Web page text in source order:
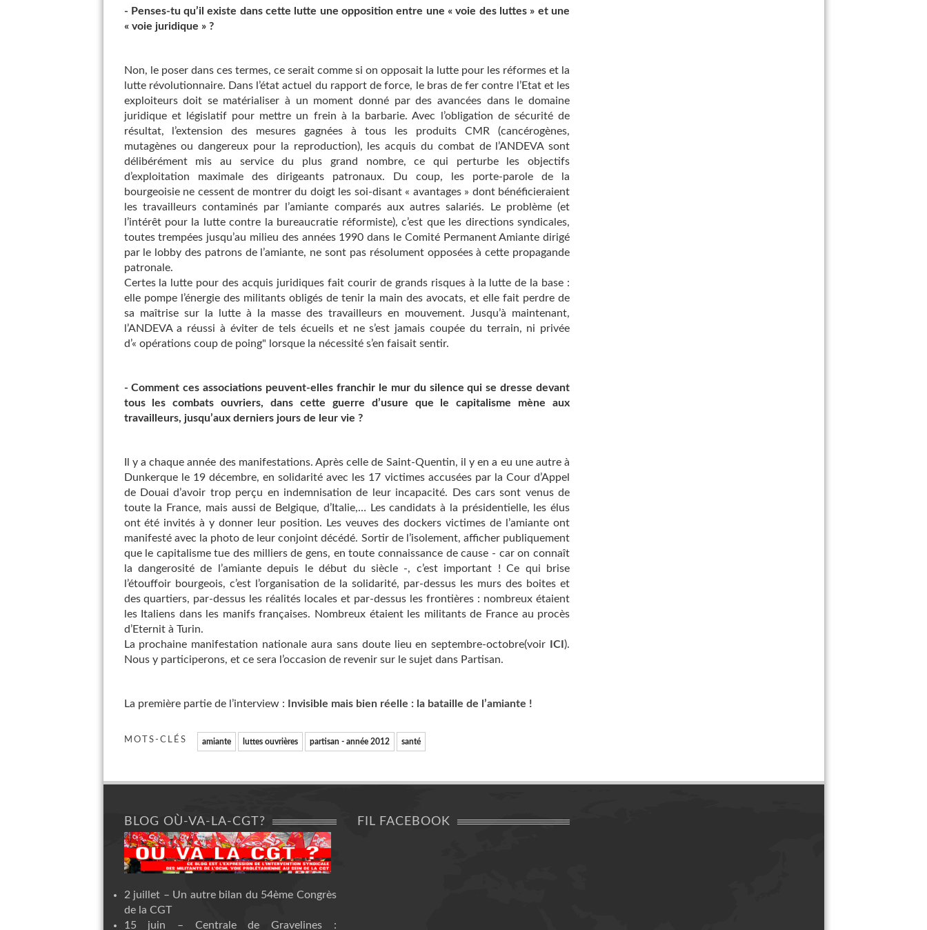
- Penses-tu qu’il existe dans cette lutte une opposition entre une « voie des luttes » et une
« voie juridique » ?
Non, le poser dans ces termes, ce serait comme si on opposait la lutte pour les réformes et la
lutte révolutionnaire. Dans l’état actuel du rapport de force, le bras de fer contre l’Etat et les
exploiteurs doit se matérialiser à un moment donné par des avancées dans le domaine
juridique et législatif pour mettre un frein à la barbarie. Avec l’obligation de sécurité de
résultat, l’extension des mesures gagnées à tous les produits CMR (cancérogènes,
mutagènes ou dangereux pour la reproduction), les acquis du combat de l’ANDEVA sont
délibérément mis au service du plus grand nombre, ce qui perturbe les objectifs
d’exploitation maximale des dirigeants patronaux. Du coup, les porte-parole de la
bourgeoisie ne cessent de montrer du doigt les soi-disant « avantages » dont bénéficieraient
les travailleurs contaminés par l’amiante comparés aux autres salariés. Le problème (et
l’intérêt pour la lutte contre la bureaucratie réformiste), c’est que les directions syndicales,
toutes trempées jusqu’au milieu des années 1990 dans le Comité Permanent Amiante dirigé
par le lobby des patrons de l’amiante, ne sont pas résolument opposées à cette propagande
patronale.
Certes la lutte pour des acquis juridiques fait courir de grands risques à la lutte de la base :
elle pompe l’énergie des militants obligés de tenir la main des avocats, et elle fait perdre de
sa maîtrise sur la lutte à la masse des travailleurs en mouvement. Jusqu’à maintenant,
l’ANDEVA a réussi à éviter de tels écueils et ne s’est jamais coupée du terrain, ni privée
d’« opérations coup de poing" lorsque la nécessité s’en faisait sentir.
- Comment ces associations peuvent-elles franchir le mur du silence qui se dresse devant
tous les combats ouvriers, dans cette guerre d’usure que le capitalisme mène aux
travailleurs, jusqu’aux derniers jours de leur vie ?
Il y a chaque année des manifestations. Après celle de Saint-Quentin, il y en a eu une autre à
Dunkerque le 19 décembre, en solidarité avec les 17 victimes accusées par la Cour d’Appel
de Douai d’avoir trop perçu en indemnisation de leur incapacité. Des cars sont venus de
toute la France, mais aussi de Belgique, d’Italie,… Les candidats à la présidentielle, les élus
ont été invités à y donner leur position. Les veuves des dockers victimes de l’amiante ont
manifesté avec la photo de leur conjoint décédé. Sortir de l’isolement, afficher publiquement
que le capitalisme tue des milliers de gens, en toute connaissance de cause - car on connaît
la dangerosité de l’amiante depuis le début du siècle -, c’est important ! Ce qui brise
l’étouffoir bourgeois, c’est l’organisation de la solidarité, par-dessus les murs des boites et
des quartiers, par-dessus les réalités locales et par-dessus les frontières : nombreux étaient
les Italiens dans les manifs françaises. Nombreux étaient les militants de France au procès
d’Eternit à Turin.
La prochaine manifestation nationale aura sans doute lieu en septembre-octobre(voir
ICI ).
Nous y participerons, et ce sera l’occasion de revenir sur le sujet dans Partisan.
La première partie de l’interview : Invisible mais bien réelle : la bataille de l’amiante !
MOTS-CLÉS amiante luttes ouvrières partisan - année 2012 santé
BLOG OÙ-VA-LA-CGT?
2 juillet – Un autre bilan du 54ème Congrès
de la CGT
15 juin – Centrale de Gravelines :
FIL FACEBOOK